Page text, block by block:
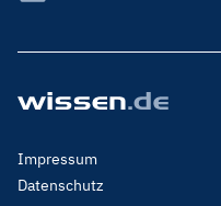
Footer
Menu
Impressum
Datenschutz